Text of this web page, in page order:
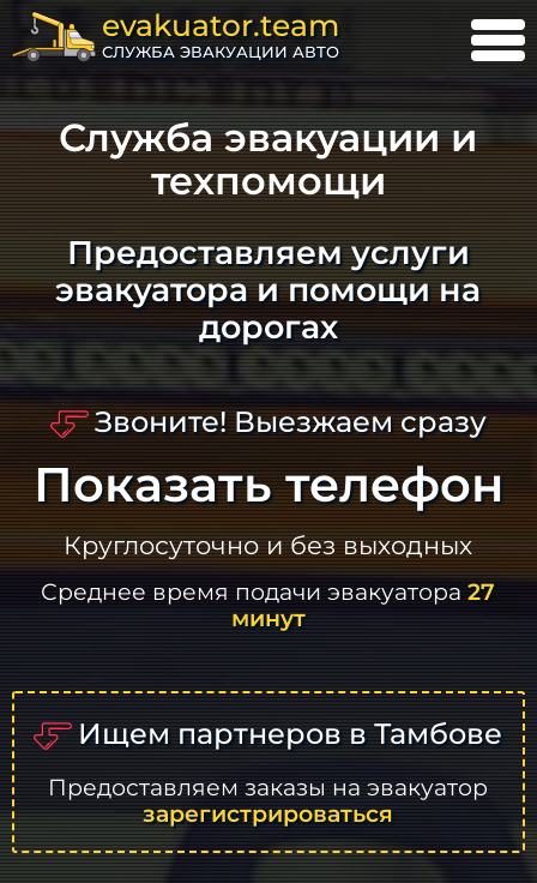
evakuator.team
СЛУЖБА ЭВАКУАЦИИ АВТО
Служба эвакуации и
техпомощи
Предоставляем услуги
эвакуатора и помощи на
дорогах
Звоните! Выезжаем сразу
Показать телефон
Круглосуточно и без выходных
Среднее время подачи эвакуатора27
минут
Ищем партнеров в Тамбове
Предоставляем заказы на эвакуатор
зарегистрироваться